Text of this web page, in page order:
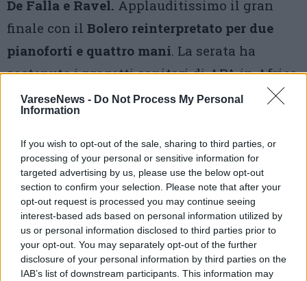
VareseNews - Do Not Process My Personal
Information
If you wish to opt-out of the sale, sharing to third parties, or
processing of your personal or sensitive information for
targeted advertising by us, please use the below opt-out
section to confirm your selection. Please note that after your
opt-out request is processed you may continue seeing
interest-based ads based on personal information utilized by
us or personal information disclosed to third parties prior to
your opt-out. You may separately opt-out of the further
disclosure of your personal information by third parties on the
IAB’s list of downstream participants. This information may
De Falla e Ravel. Applauditissimo il gran
finale con il Bolero reinterpretato per due
pianoforti e quattro mani. La serata ha
sostenuto i progetti sanitari di APA in Africa,
realtà attiva da quarant’anni.
TAG apa cuamm
teatro intred
the planos in concerto
Anna Plano
dino azzalin
Elisa plano
paola del negro
roberto plano
Sofia Plano
varese